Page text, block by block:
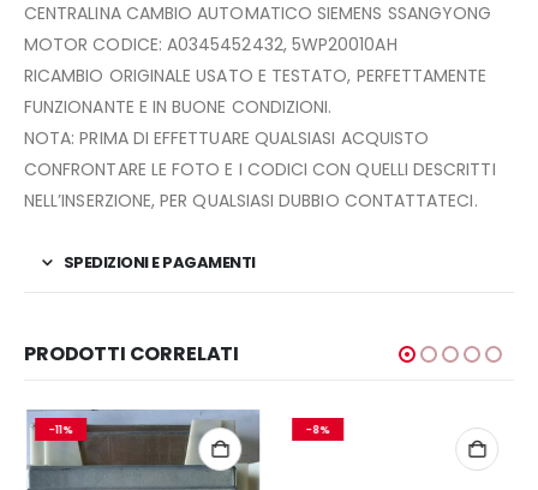
CENTRALINA CAMBIO AUTOMATICO SIEMENS SSANGYONG
MOTOR CODICE: A0345452432, 5WP20010AH
RICAMBIO ORIGINALE USATO E TESTATO, PERFETTAMENTE
FUNZIONANTE E IN BUONE CONDIZIONI.
NOTA: PRIMA DI EFFETTUARE QUALSIASI ACQUISTO
CONFRONTARE LE FOTO E I CODICI CON QUELLI DESCRITTI
NELL’INSERZIONE, PER QUALSIASI DUBBIO CONTATTATECI.
SPEDIZIONI E PAGAMENTI
PRODOTTI CORRELATI
-11% -8%